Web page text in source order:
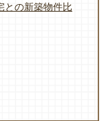
との新築物件比